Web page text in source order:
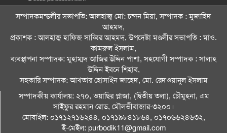
সম্পাদকমন্ডলীর সভাপতি: আলহাজ্ব মো: চন্দন মিয়া, সম্পাদক : মুজাহিদ
আহমদ,
প্রকাশক : আলহাজ্ব হাফিজ সাব্বির আহমদ, উপদেষ্টা মণ্ডলীর সভাপতি : মাও.
কামরুল ইসলাম,
ব্যবস্থাপনা সম্পাদক: মুহাম্মদ আজির উদ্দিন পাশা, সহযোগী সম্পাদক : সালাহ
উদ্দিন ইবনে শিহাব,
সহকারি সম্পাদক: আখতার হোসাইন জাহেদ, মো. রেদওয়ানুল ইসলাম
সম্পাদকীয় কার্যালয়: ২৭০, ওয়াছির প্লাজা, (দ্বিতীয় তলা), চৌমুহনা, এম
সাইফুর রহমান রোড, মৌলভীবাজার-৩২০০।
মোবাইল: ০১৭১২৭১৬২৪৪, ০১৭১৯৮৪১৮৬৪, ০১৭০৬৬২৪৬৩২,
ই-মেইল: purbodik11@gmail.com